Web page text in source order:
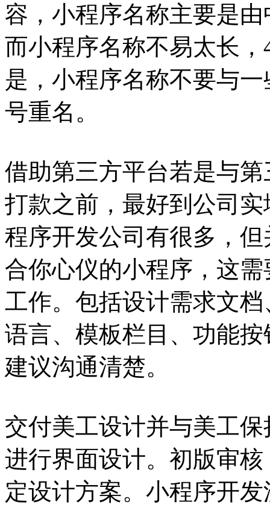
容，小程序名称主要是
而小程序名称不易太长
是，小程序名称不要与
号重名。
借助第三方平台若是与
打款之前，最好到公司
程序开发公司有很多，
合你心仪的小程序，这
工作。包括设计需求文
语言、模板栏目、功能
建议沟通清楚。
交付美工设计并与美工
进行界面设计。初版审
定设计方案。小程序开